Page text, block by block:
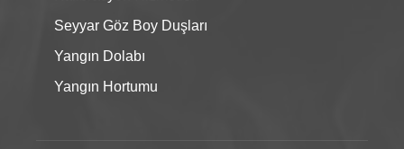
Seyyar Göz Boy Duşları
Yangın Dolabı
Yangın Hortumu